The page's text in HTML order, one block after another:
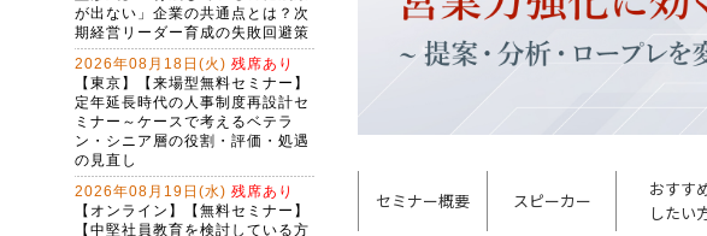
セミナー概要 スピーカー
おすす
したい